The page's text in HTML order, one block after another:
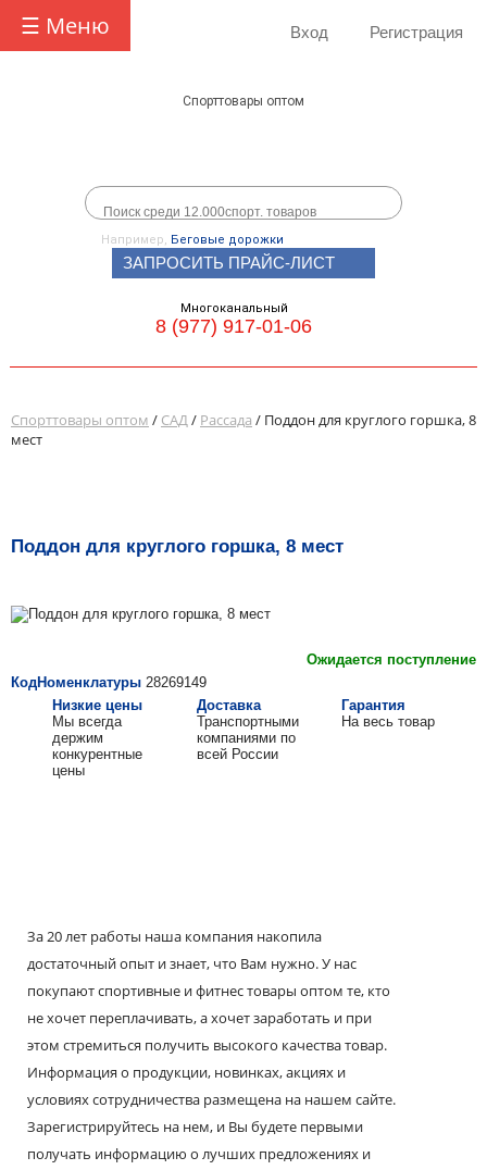
☰ Меню Вход Регистрация
Спорттовары оптом
Например, Беговые дорожки
ЗАПРОСИТЬ ПРАЙС-ЛИСТ
Многоканальный
8 (977) 917-01-06
Спорттовары оптом / САД/ Рассада / Поддон для круглого горшка, 8
мест
Поддон для круглого горшка, 8 мест
Ожидается поступление
КодНоменклатуры 28269149
Низкие цены
Мы всегда
держим
конкурентные
цены
Доставка
Транспортными
компаниями по
всей России
Гарантия
На весь товар
За 20 лет работы наша компания накопила
достаточный опыт и знает, что Вам нужно. У нас
покупают спортивные и фитнес товары оптом те, кто
не хочет переплачивать, а хочет заработать и при
этом стремиться получить высокого качества товар.
Информация о продукции, новинках, акциях и
условиях сотрудничества размещена на нашем сайте.
Зарегистрируйтесь на нем, и Вы будете первыми
получать информацию о лучших предложениях и